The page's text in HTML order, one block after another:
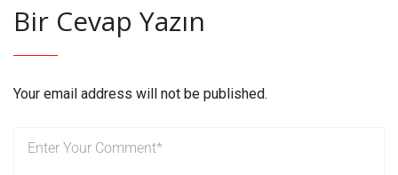
Bir Cevap Yazın
Your email address will not be published.